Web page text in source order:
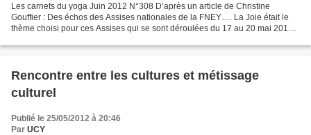
Les carnets du yoga Juin 2012 N°308 D’après un article de Christine
Gouffier : Des échos des Assises nationales de la FNEY…. La Joie était le
thème choisi pour ces Assises qui se sont déroulées du 17 au 20 mai 2012
Rencontre entre les cultures et métissage
culturel
Publié le 25/05/2012 à 20:46
Par UCY